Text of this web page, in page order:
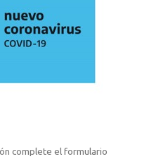
complete el formulario